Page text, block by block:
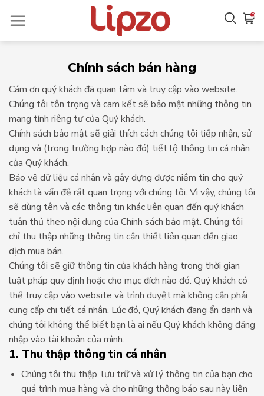
đến
0
Chính sách bán hàng
Cám ơn quý khách đã quan tâm và truy cập vào website.
Chúng tôi tôn trọng và cam kết sẽ bảo mật những thông tin
mang tính riêng tư của Quý khách.
Chính sách bảo mật sẽ giải thích cách chúng tôi tiếp nhận, sử
dụng và (trong trường hợp nào đó) tiết lộ thông tin cá nhân
của Quý khách.
Bảo vệ dữ liệu cá nhân và gây dựng được niềm tin cho quý
khách là vấn đề rất quan trọng với chúng tôi. Vì vậy, chúng tôi
sẽ dùng tên và các thông tin khác liên quan đến quý khách
tuân thủ theo nội dung của Chính sách bảo mật. Chúng tôi
chỉ thu thập những thông tin cần thiết liên quan đến giao
dịch mua bán.
Chúng tôi sẽ giữ thông tin của khách hàng trong thời gian
luật pháp quy định hoặc cho mục đích nào đó. Quý khách có
thể truy cập vào website và trình duyệt mà không cần phải
cung cấp chi tiết cá nhân. Lúc đó, Quý khách đang ẩn danh và
chúng tôi không thể biết bạn là ai nếu Quý khách không đăng
nhập vào tài khoản của mình.
1. Thu thập thông tin cá nhân
Chúng tôi thu thập, lưu trữ và xử lý thông tin của bạn cho
quá trình mua hàng và cho những thông báo sau này liên